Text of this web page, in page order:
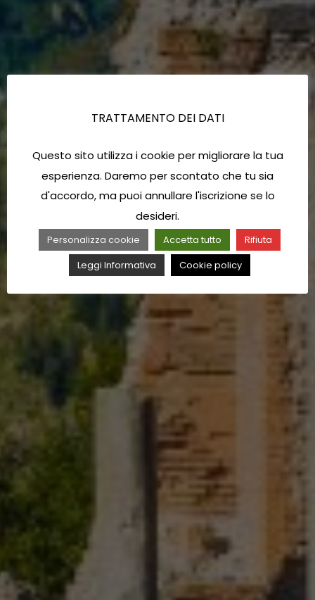
TRATTAMENTO DEI DATI
Questo sito utilizza i cookie per migliorare la tua
esperienza. Daremo per scontato che tu sia
d'accordo, ma puoi annullare l'iscrizione se lo
desideri.
Personalizza cookie Accetta tutto
Rifiuta
Leggi Informativa
Cookie policy